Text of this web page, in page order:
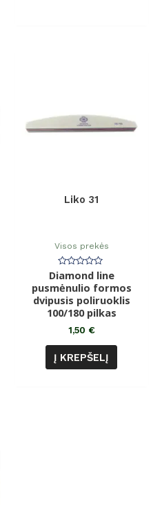
Liko 31
Visos prekės
Įvertinimas:
0
iš
5
Diamond line
pusmėnulio formos
dvipusis poliruoklis
100/180 pilkas
1,50 €
Į KREPŠELĮ